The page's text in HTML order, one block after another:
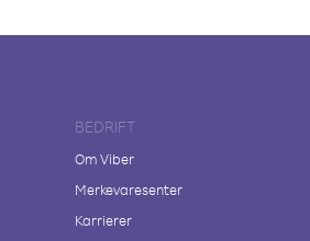
BEDRIFT
Om Viber
Merkevaresenter
Karrierer